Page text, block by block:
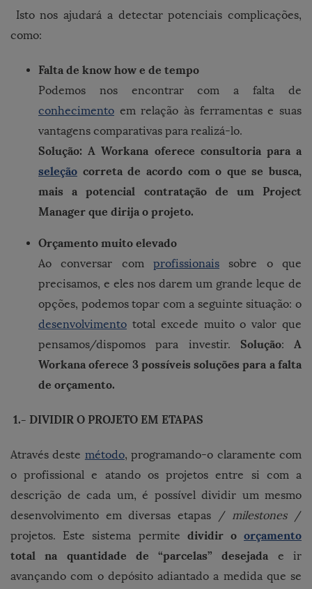
Isto nos ajudará a detectar potenciais complicações,
como:
Falta de know how e de tempo
Podemos nos encontrar com a falta de
conhecimento em relação às ferramentas e suas
vantagens comparativas para realizá-lo.
Solução: A Workana oferece consultoria para a
seleção correta de acordo com o que se busca,
mais a potencial contratação de um Project
Manager que dirija o projeto.
Orçamento muito elevado
Ao conversar com profissionais sobre o que
precisamos, e eles nos darem um grande leque de
opções, podemos topar com a seguinte situação: o
desenvolvimento total excede muito o valor que
pensamos/dispomos para investir. Solução: A
Workana oferece 3 possíveis soluções para a falta
de orçamento.
1.- DIVIDIR O PROJETO EM ETAPAS
Através deste método, programando-o claramente com
o profissional e atando os projetos entre si com a
descrição de cada um, é possível dividir um mesmo
desenvolvimento em diversas etapas / milestones/
projetos. Este sistema permite dividir oorçamento
total na quantidade de “parcelas” desejada e ir
avançando com o depósito adiantado a medida que se